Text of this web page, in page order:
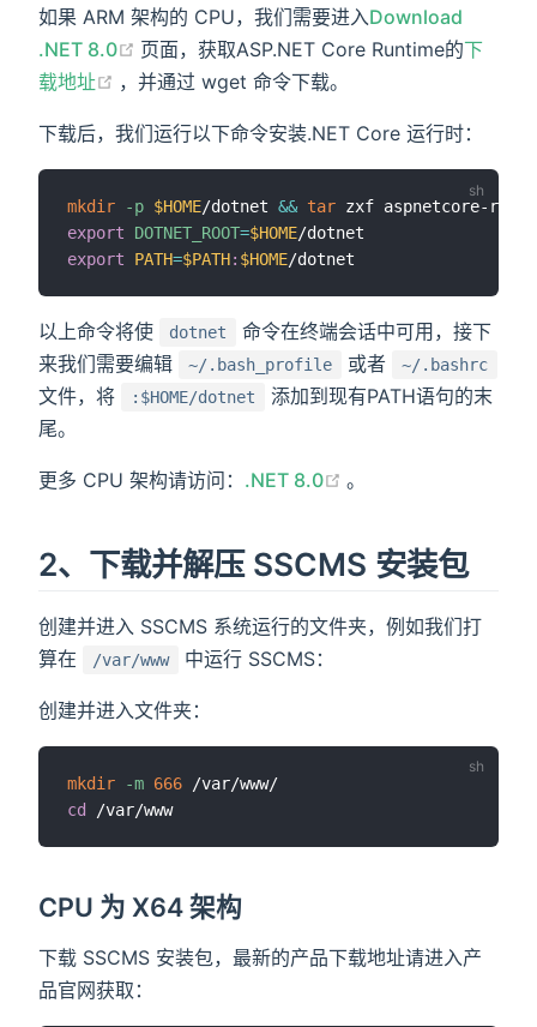
如果 ARM 架构的 CPU，我们需要进入Download
.NET 8.0
(opens new window)
页面，获取ASP.NET Core Runtime的下
载地址
(opens new window)
，并通过 wget 命令下载。
下载后，我们运行以下命令安装.NET Core 运行时：
mkdir -p $HOME/dotnet && tar zxf aspnetcore-
export
DOTNET_ROOT=$HOME
export
PATH=$PATH: $HOME
以上命令将使 dotnet
命令在终端会话中可用，接下
来我们需要编辑
~/.bash_profile 或者 ~/.bashrc
文件，将 :$HOME/dotnet
添加到现有PATH语句的末
尾。
更多 CPU 架构请访问： .NET 8.0 (opens new window)
。
2、下载并解压 SSCMS 安装包
创建并进入 SSCMS 系统运行的文件夹，例如我们打
算在
/var/www 中运行 SSCMS：
创建并进入文件夹：
mkdir -m 666
cd
CPU 为 X64 架构
下载 SSCMS 安装包，最新的产品下载地址请进入产
品官网获取：